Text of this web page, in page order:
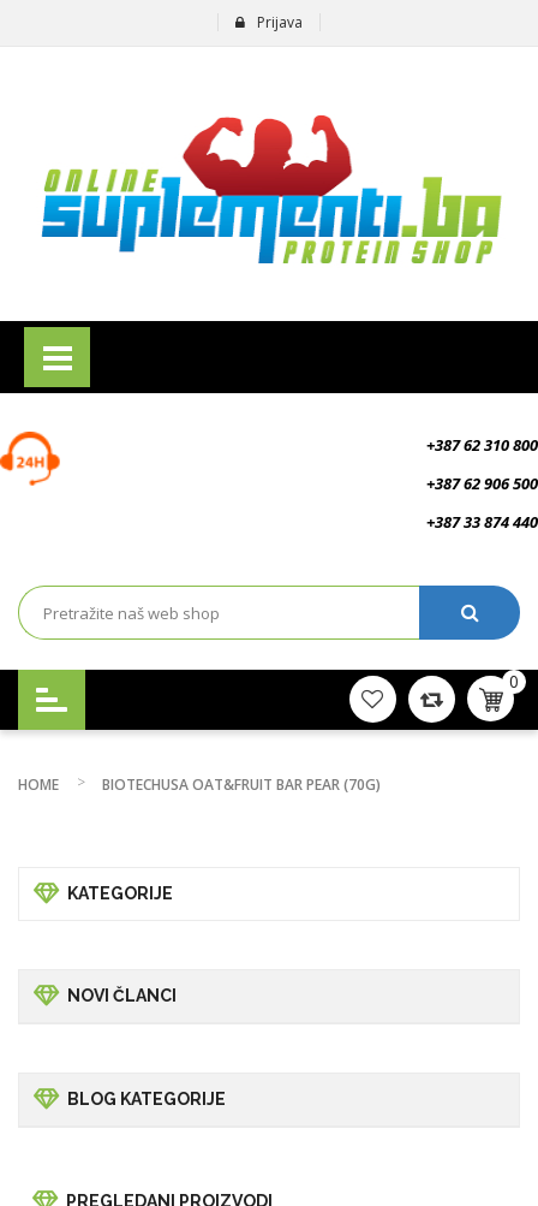
Prijava
+387 62 310 800
+387 62 906 500
+387 33 874 440
0
HOME BIOTECHUSA OAT&FRUIT BAR PEAR (70G)
KATEGORIJE
NOVI ČLANCI
BLOG KATEGORIJE
PREGLEDANI PROIZVODI